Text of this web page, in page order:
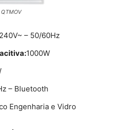
– 50/60Hz
1000W
– Bluetooth
Engenharia e Vidro